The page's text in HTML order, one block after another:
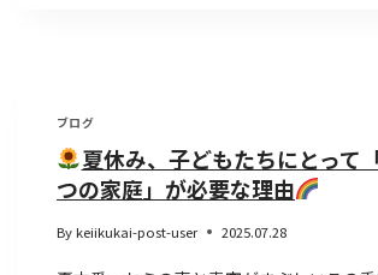
ブログ
夏休み、子どもたちにとって
つの家庭」が必要な理由
Bykeiikukai-post-user 2025.07.28